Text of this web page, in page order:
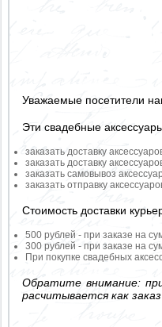
Уважаемые посетители
Эти свадебные
заказать доставку
заказать доставку
заказать самовывоз
заказать отправку
Стоимость доставки
500 рублей - при заказе на
300 рублей - при заказе на
При покупке свадебных
Обратите внимание:
расчитывается как